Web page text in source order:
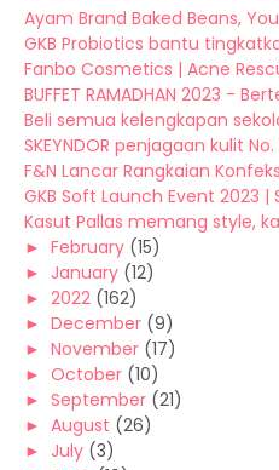
Ayam Brand Baked Beans,
GKB Probiotics bantu
Fanbo Cosmetics | Acne
BUFFET RAMADHAN 2023 -
Beli semua kelengkapan
SKEYNDOR penjagaan kulit
F&N Lancar Rangkaian
GKB Soft Launch Event 2023
Kasut Pallas memang style,
► February (15)
► January (12)
► 2022 (162)
► December (9)
► November (17)
► October (10)
► September (21)
► August (26)
► July (3)